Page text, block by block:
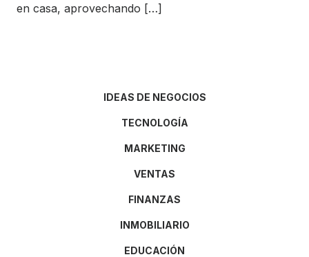
en casa, aprovechando […]
IDEAS DE NEGOCIOS
TECNOLOGÍA
MARKETING
VENTAS
FINANZAS
INMOBILIARIO
EDUCACIÓN